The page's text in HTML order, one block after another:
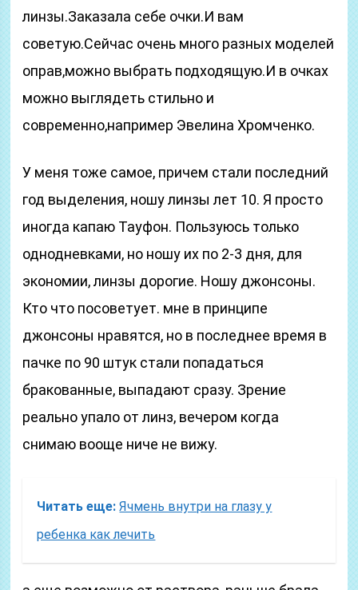
линзы.Заказала себе очки.И вам
советую.Сейчас очень много разных моделей
оправ,можно выбрать подходящую.И в очках
можно выглядеть стильно и
современно,например Эвелина Хромченко.
У меня тоже самое, причем стали последний
год выделения, ношу линзы лет 10. Я просто
иногда капаю Тауфон. Пользуюсь только
однодневками, но ношу их по 2-3 дня, для
экономии, линзы дорогие. Ношу джонсоны.
Кто что посоветует. мне в принципе
джонсоны нравятся, но в последнее время в
пачке по 90 штук стали попадаться
бракованные, выпадают сразу. Зрение
реально упало от линз, вечером когда
снимаю вооще ниче не вижу.
Читать еще: Ячмень внутри на глазу у
ребенка как лечить